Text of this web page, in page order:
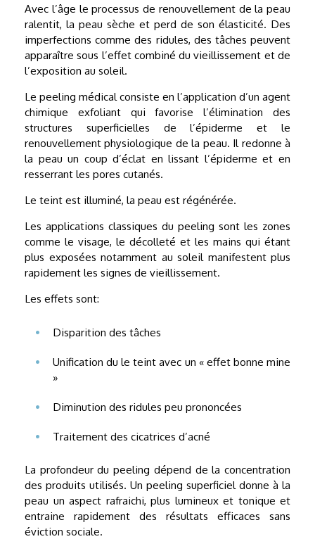
Avec l’âge le processus de renouvellement de la peau
ralentit, la peau sèche et perd de son élasticité. Des
imperfections comme des ridules, des tâches peuvent
apparaître sous l’effet combiné du vieillissement et de
l’exposition au soleil.
Le peeling médical consiste en l’application d’un agent
chimique exfoliant qui favorise l’élimination des
structures superficielles de l’épiderme et le
renouvellement physiologique de la peau. Il redonne à
la peau un coup d’éclat en lissant l’épiderme et en
resserrant les pores cutanés.
Le teint est illuminé, la peau est régénérée.
Les applications classiques du peeling sont les zones
comme le visage, le décolleté et les mains qui étant
plus exposées notamment au soleil manifestent plus
rapidement les signes de vieillissement.
Les effets sont:
Disparition des tâches
Unification du le teint avec un « effet bonne mine
»
Diminution des ridules peu prononcées
Traitement des cicatrices d’acné
La profondeur du peeling dépend de la concentration
des produits utilisés. Un peeling superficiel donne à la
peau un aspect rafraichi, plus lumineux et tonique et
entraine rapidement des résultats efficaces sans
éviction sociale.